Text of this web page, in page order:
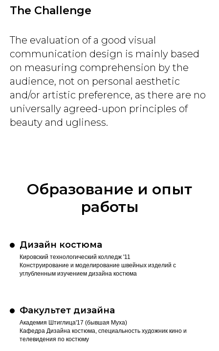
The Challenge
The evaluation of a good visual
communication design is mainly based
on measuring comprehension by the
audience, not on personal aesthetic
and/or artistic preference, as there are no
universally agreed-upon principles of
beauty and ugliness.
Образование и опыт
работы
Дизайн костюма
Кировский технологический колледж '11
Конструирование и моделирование швейных изделий с
углубленным изучением дизайна костюма
Факультет дизайна
Академия Штиглица'17 (бывшая Муха)
Кафедра Дизайна костюма, специальность художник кино и
телевидения по костюму